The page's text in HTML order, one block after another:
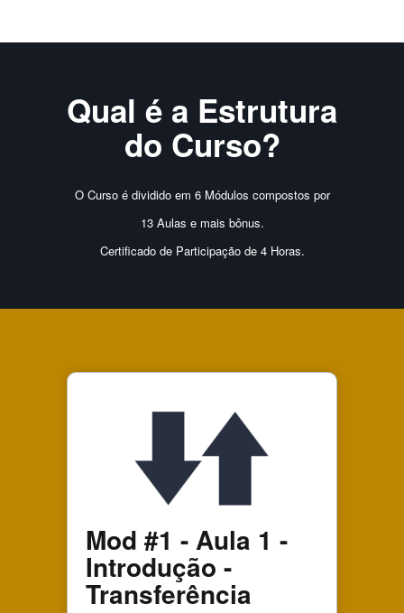
Qual é a Estrutura
do Curso?
O Curso é dividido em 6 Módulos compostos por
13 Aulas e mais bônus.
Certificado de Participação de 4 Horas.
Mod #1 - Aula 1 -
Introdução -
Transferência